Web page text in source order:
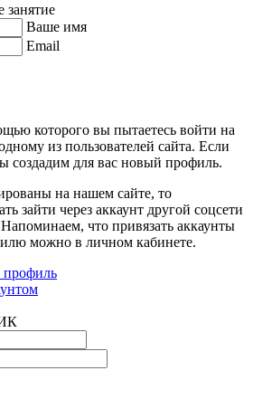
занятие
Ваше имя
Email
которого вы пытаетесь войти на
создадим для вас новый профиль.
на нашем сайте, то
через аккаунт другой соцсети
что привязать аккаунты
ваших соцсетей к профилю можно в личном кабинете.
профиль